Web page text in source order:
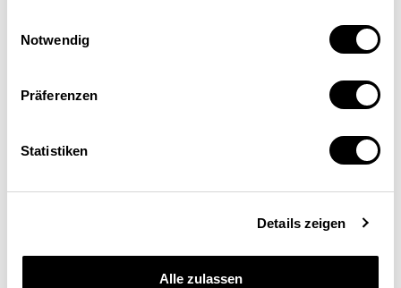
Notwendig
Präferenzen
Statistiken
Details zeigen
Alle zulassen
Digitalisierung bringt
Kurt Pärli,Anne Meier| 25.03.19